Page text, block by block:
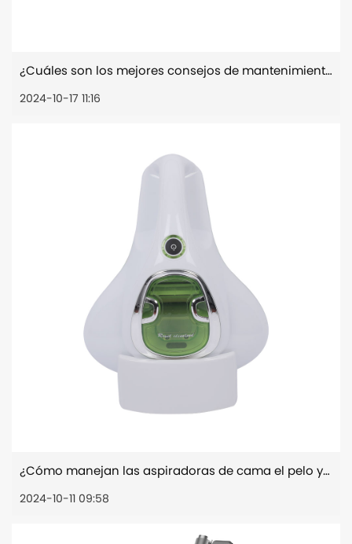
¿Cuáles son los mejores consejos de mantenimiento para que una aspiradora portátil para automóvil siga funcionando de manera eficiente a lo largo del tiempo?
2024-10-17 11:16
¿Cómo manejan las aspiradoras de cama el pelo y los olores de las mascotas?
2024-10-11 09:58